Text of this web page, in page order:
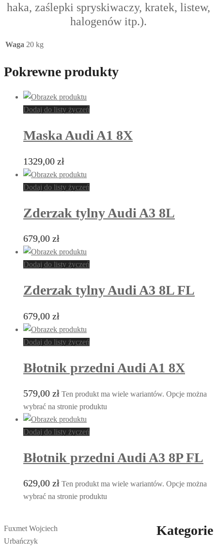
haka, zaślepki spryskiwaczy, kratek, listew,
halogenów itp.).
Waga 20 kg
Pokrewne produkty
Dodaj do listy życzeń
Maska Audi A1 8X
1329,00 zł
Dodaj do listy życzeń
Zderzak tylny Audi A3 8L
679,00 zł
Dodaj do listy życzeń
Zderzak tylny Audi A3 8L FL
679,00 zł
Dodaj do listy życzeń
Błotnik przedni Audi A1 8X
579,00 zł Ten produkt ma wiele wariantów. Opcje można
wybrać na stronie produktu
Dodaj do listy życzeń
Błotnik przedni Audi A3 8P FL
629,00 zł Ten produkt ma wiele wariantów. Opcje można
wybrać na stronie produktu
Fuxmet Wojciech
Urbańczyk
Kategorie